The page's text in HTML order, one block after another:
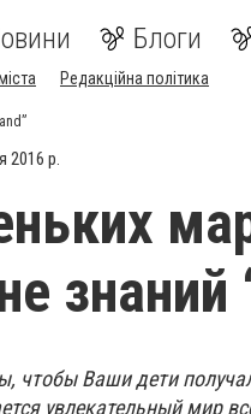
Блоги
Редакційна політика
2016 р.
знаний
чтобы Ваши дети
увлекательный мир